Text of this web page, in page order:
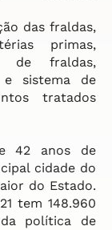
das fraldas,
primas,
de fraldas,
sistema de
tratados
42 anos de
cidade do
do Estado.
tem 148.960
política de